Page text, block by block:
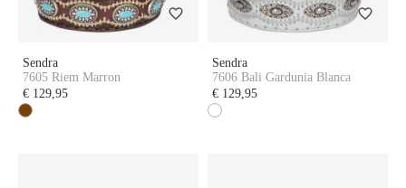
Sendra
7605 Riem Marron
€ 129,95
Sendra
7606 Bali Gardunia Blanca
€ 129,95